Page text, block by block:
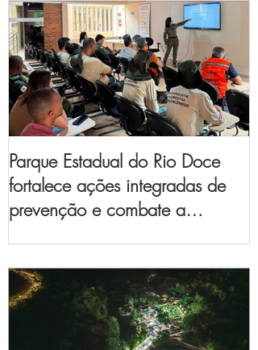
Parque Estadual do Rio Doce
fortalece ações integradas de
prevenção e combate a